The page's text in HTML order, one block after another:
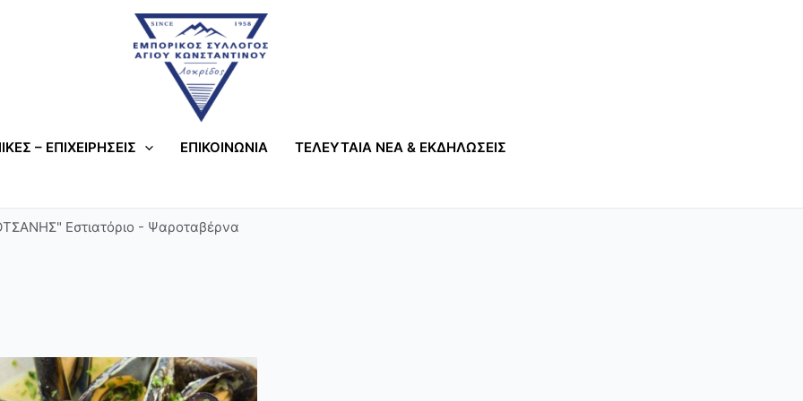
– ΕΠΙΧΕΙΡΗΣΕΙΣ ΕΠΙΚΟΙΝΩΝΙΑ ΤΕΛΕΥΤΑΙΑ ΝΕΑ & ΕΚΔΗΛΩΣΕΙΣ
Εστιατόριο - Ψαροταβέρνα